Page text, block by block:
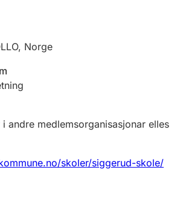
, Norge
andre medlemsorganisasjonar elles
skoler/siggerud-skole/